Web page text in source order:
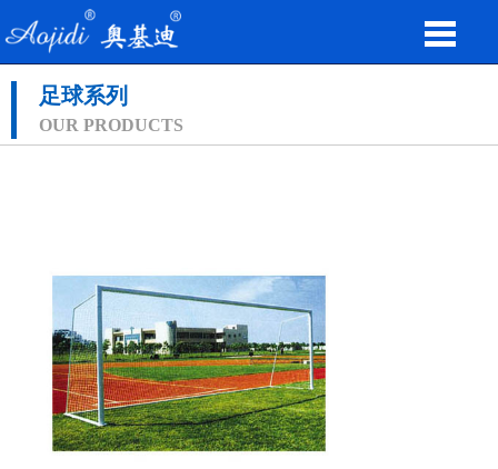
足球系列
OUR PRODUCTS